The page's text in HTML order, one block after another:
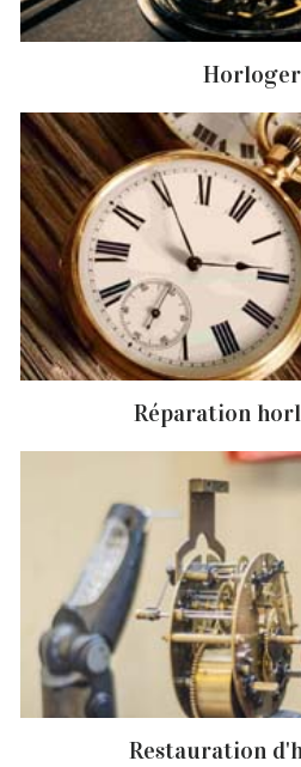
Réparation
Restauration